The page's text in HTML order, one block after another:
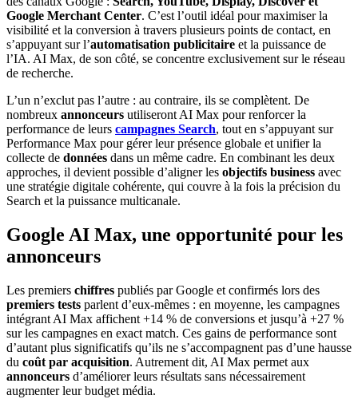
Google Merchant Center. C’est l’outil idéal pour maximiser la
visibilité et la conversion à travers plusieurs points de contact, en
s’appuyant sur l’automatisation publicitaire et la puissance de
l’IA. AI Max, de son côté, se concentre exclusivement sur le réseau
de recherche.
L’un n’exclut pas l’autre : au contraire, ils se complètent. De
nombreux annonceurs utiliseront AI Max pour renforcer la
performance de leurs campagnes Search, tout en s’appuyant sur
Performance Max pour gérer leur présence globale et unifier la
collecte de données dans un même cadre. En combinant les deux
approches, il devient possible d’aligner les objectifs business avec
une stratégie digitale cohérente, qui couvre à la fois la précision du
Search et la puissance multicanale.
Google AI Max, une opportunité pour les
annonceurs
Les premiers chiffres publiés par Google et confirmés lors des
premiers tests parlent d’eux-mêmes : en moyenne, les campagnes
intégrant AI Max affichent +14 % de conversions et jusqu’à +27 %
sur les campagnes en exact match. Ces gains de performance sont
d’autant plus significatifs qu’ils ne s’accompagnent pas d’une hausse
du coût par acquisition. Autrement dit, AI Max permet aux
annonceurs d’améliorer leurs résultats sans nécessairement
augmenter leur budget média.